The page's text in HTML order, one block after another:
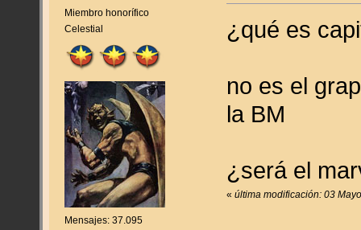
Miembro honorífico
Celestial
Mensajes: 37.095
¿qué es
no es el
la BM
¿será el
«última modificación: 03